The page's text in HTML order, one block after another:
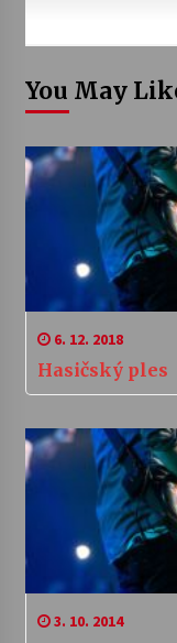
You May
6. 12. 2018
Hasičský ples
3. 10. 2014